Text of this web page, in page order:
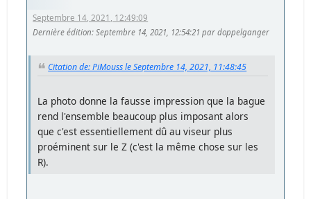
Septembre 14, 2021, 12:49:09
Dernière édition: Septembre 14, 2021, 12:54:21 par doppelganger
Citation de: PiMouss le Septembre 14, 2021, 11:48:45
La photo donne la fausse impression que la bague
rend l'ensemble beaucoup plus imposant alors
que c'est essentiellement dû au viseur plus
proéminent sur le Z (c'est la même chose sur les
R).